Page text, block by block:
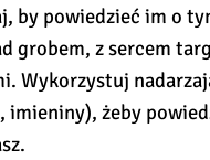
by powiedzieć im o
grobem, z sercem
Wykorzystuj
imieniny), żeby